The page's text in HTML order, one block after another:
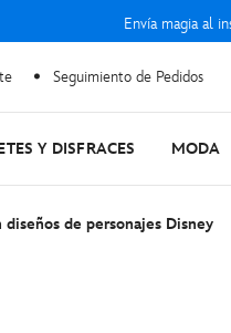
Envía magia al
Seguimiento de Pedidos
Y DISFRACES MODA
diseños de personajes Disney